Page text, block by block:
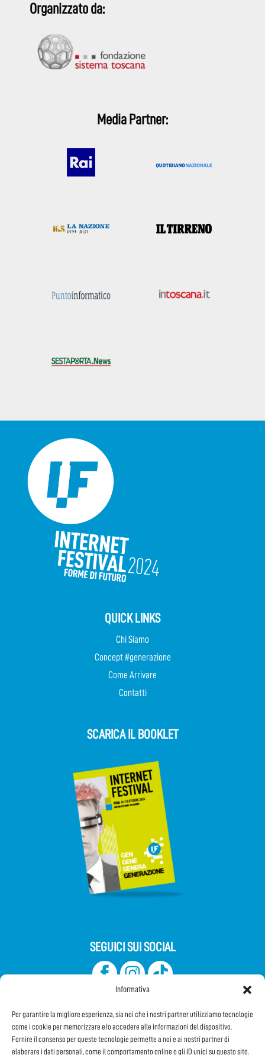
Informativa
Per garantire la migliore esperienza, sia noi che i nostri partner utilizziamo tecnologie
come i cookie per memorizzare e/o accedere alle informazioni del dispositivo.
Fornire il consenso per queste tecnologie permette a noi e ai nostri partner di
elaborare i dati personali, come il comportamento online o gli ID unici su questo sito.
Organizzato da:
Media Partner:
QUICK LINKS
Chi Siamo
Concept #generazione
Come Arrivare
Contatti
SCARICA IL BOOKLET
SEGUICI SUI SOCIAL